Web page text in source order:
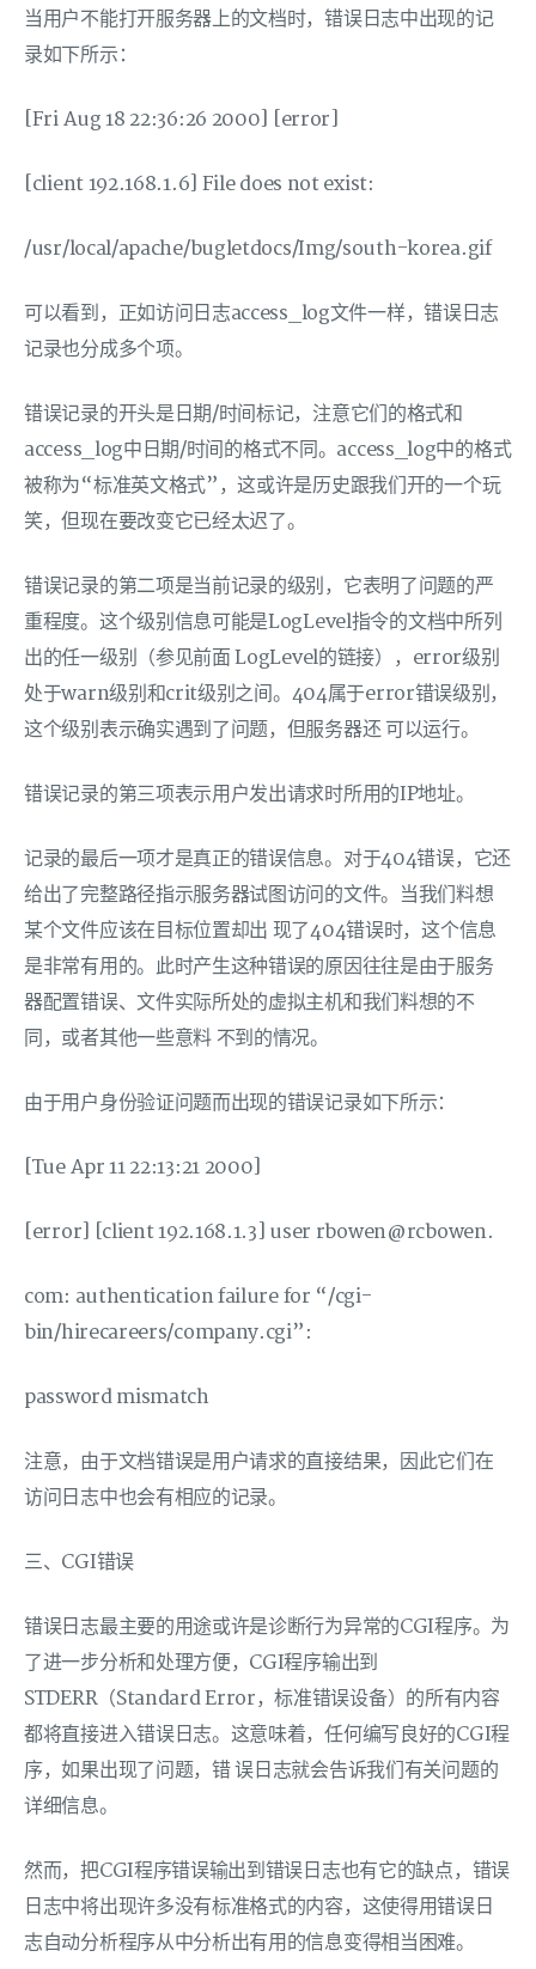
当用户不能打开服务器上的文档时，错误日志中出现的记
录如下所示：
[Fri Aug 18 22:36:26 2000] [error]
[client 192.168.1.6] File does not exist:
/usr/local/apache/bugletdocs/Img/south-korea.gif
可以看到，正如访问日志access_log文件一样，错误日志
记录也分成多个项。
错误记录的开头是日期/时间标记，注意它们的格式和
access_log中日期/时间的格式不同。access_log中的格式
被称为“标准英文格式”，这或许是历史跟我们开的一个玩
笑，但现在要改变它已经太迟了。
错误记录的第二项是当前记录的级别，它表明了问题的严
重程度。这个级别信息可能是LogLevel指令的文档中所列
出的任一级别（参见前面 LogLevel的链接），error级别
处于warn级别和crit级别之间。404属于error错误级别，
这个级别表示确实遇到了问题，但服务器还 可以运行。
错误记录的第三项表示用户发出请求时所用的IP地址。
记录的最后一项才是真正的错误信息。对于404错误，它还
给出了完整路径指示服务器试图访问的文件。当我们料想
某个文件应该在目标位置却出 现了404错误时，这个信息
是非常有用的。此时产生这种错误的原因往往是由于服务
器配置错误、文件实际所处的虚拟主机和我们料想的不
同，或者其他一些意料 不到的情况。
由于用户身份验证问题而出现的错误记录如下所示：
[Tue Apr 11 22:13:21 2000]
[error] [client 192.168.1.3] user rbowen@rcbowen.
com: authentication failure for “/cgi-
bin/hirecareers/company.cgi”:
password mismatch
注意，由于文档错误是用户请求的直接结果，因此它们在
访问日志中也会有相应的记录。
三、CGI错误
错误日志最主要的用途或许是诊断行为异常的CGI程序。为
了进一步分析和处理方便，CGI程序输出到
STDERR（Standard Error，标准错误设备）的所有内容
都将直接进入错误日志。这意味着，任何编写良好的CGI程
序，如果出现了问题，错 误日志就会告诉我们有关问题的
详细信息。
然而，把CGI程序错误输出到错误日志也有它的缺点，错误
日志中将出现许多没有标准格式的内容，这使得用错误日
志自动分析程序从中分析出有用的信息变得相当困难。